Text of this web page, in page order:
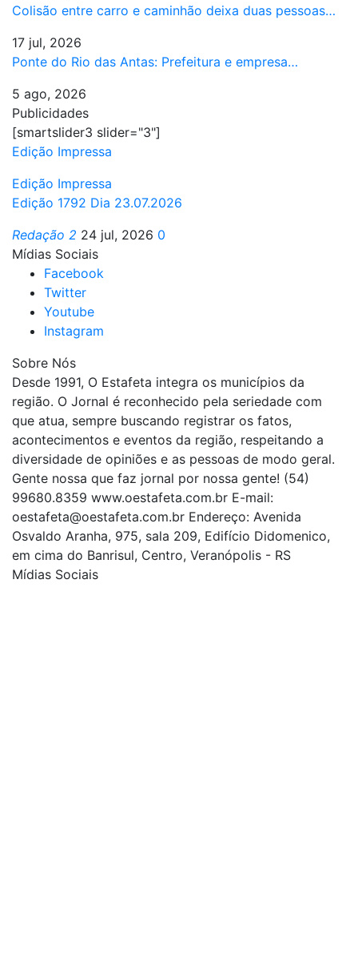
Colisão entre carro e caminhão deixa duas pessoas…
17 jul, 2026
Ponte do Rio das Antas: Prefeitura e empresa…
5 ago, 2026
Publicidades
[smartslider3 slider="3"]
Edição Impressa
Edição Impressa
Edição 1792 Dia 23.07.2026
Redação 2 24 jul, 2026 0
Mídias Sociais
Facebook
Twitter
Youtube
Instagram
Sobre Nós
Desde 1991, O Estafeta integra os municípios da
região. O Jornal é reconhecido pela seriedade com
que atua, sempre buscando registrar os fatos,
acontecimentos e eventos da região, respeitando a
diversidade de opiniões e as pessoas de modo geral.
Gente nossa que faz jornal por nossa gente! (54)
99680.8359 www.oestafeta.com.br E-mail:
oestafeta@oestafeta.com.br Endereço: Avenida
Osvaldo Aranha, 975, sala 209, Edifício Didomenico,
em cima do Banrisul, Centro, Veranópolis - RS
Mídias Sociais